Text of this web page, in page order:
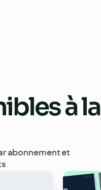
à la
abonnement et